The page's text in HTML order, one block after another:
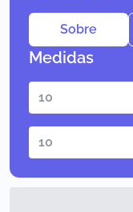
Sobre
Medidas